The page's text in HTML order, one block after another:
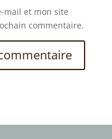
mail et mon site
commentaire.